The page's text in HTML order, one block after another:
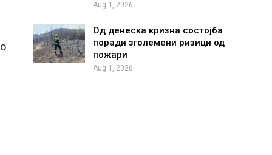
Aug 1, 2026
Од денеска кризна состојба
поради зголемени ризици од
пожари
Aug 1, 2026